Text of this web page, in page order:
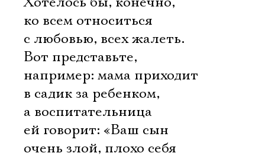
ко всем относиться
с любовью, всех жалеть.
Вот представьте,
например: мама приходит
в садик за ребенком,
а воспитательница
ей говорит: «Ваш сын
очень злой, плохо себя